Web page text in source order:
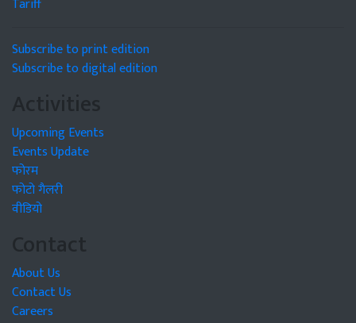
Subscribe to print edition
Subscribe to digital edition
Activities
Upcoming Events
Events Update
फोरम
फोटो गैलरी
वीडियो
Contact
About Us
Contact Us
Careers